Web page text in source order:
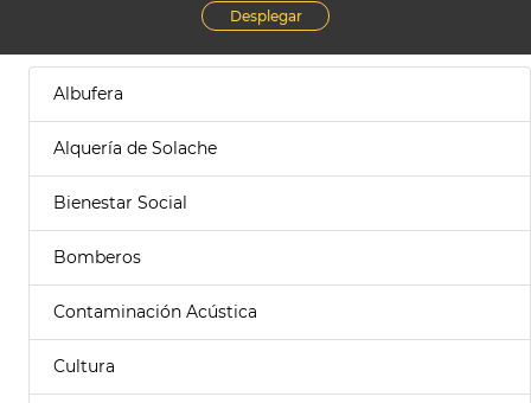
Desplegar
Albufera
Alquería de Solache
Bienestar Social
Bomberos
Contaminación Acústica
Cultura